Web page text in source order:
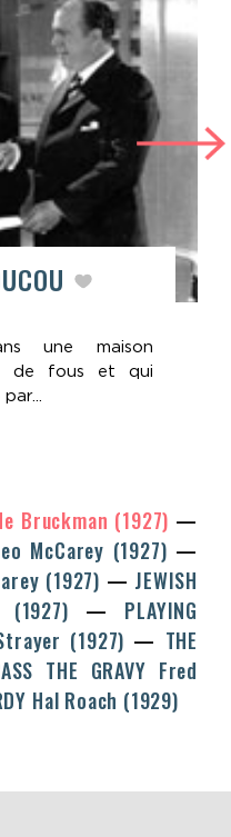
une maison
de fous et qui
Bruckman (1927)
McCarey (1927)
(1927)
JEWISH
(1927)
PLAYING
(1927)
THE
THE GRAVY Fred
Hal Roach (1929)